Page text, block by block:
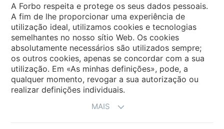
Sites Mundiais
Escolha seu país
A Forbo respeita e protege os seus dados pessoais.
A fim de lhe proporcionar uma experiência de
utilização ideal, utilizamos cookies e tecnologias
semelhantes no nosso sítio Web. Os cookies
absolutamente necessários são utilizados sempre;
os outros cookies, apenas se concordar com a sua
utilização. Em «As minhas definições», pode, a
qualquer momento, revogar a sua autorização ou
realizar definições individuais.
MAIS